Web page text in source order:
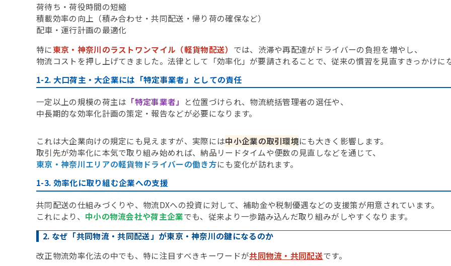
荷待ち・荷役時間の短縮
積載効率の向上（積み合わせ・共同配送・帰り荷の確保など）
配車・運行計画の最適化
特に東京・神奈川のラストワンマイル（軽貨物配送） では、渋滞や再配達がドライバーの負担を増やし、
物流コストを押し上げてきました。法律として「効率化」が要請されることで、従来の慣習を見直すきっかけに
1-2. 大口荷主・大企業には「特定事業者」としての責任
一定以上の規模の荷主は 「特定事業者」
と位置づけられ、物流統括管理者の選任や、
中長期的な効率化計画の策定・報告などが必要になります。
これは大企業向けの規定にも見えますが、実際には中小企業の取引環境にも大きく影響します。
取引先が効率化に本気で取り組み始めれば、納品リードタイムや便数の見直しなどを通じて、
東京・神奈川エリアの軽貨物ドライバーの働き方にも変化が訪れます。
1-3. 効率化に取り組む企業への支援
共同配送の仕組みづくりや、物流DXへの投資に対して、補助金や税制優遇などの支援策が用意されています。
これにより、 中小の物流会社や荷主企業でも、従来より一歩踏み込んだ取り組みがしやすくなります。
2. なぜ「共同物流・共同配送」が東京・神奈川の鍵になるのか
改正物流効率化法の中でも、特に注目すべきキーワードが共同物流・共同配送です。